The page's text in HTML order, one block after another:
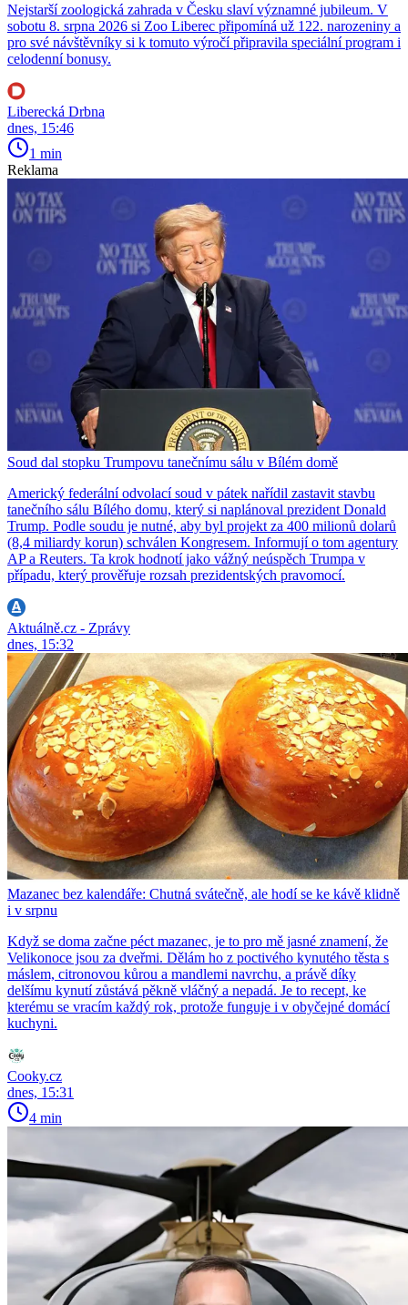
Nejstarší zoologická zahrada v Česku slaví významné jubileum. V
sobotu 8. srpna 2026 si Zoo Liberec připomíná už 122. narozeniny a
pro své návštěvníky si k tomuto výročí připravila speciální program i
celodenní bonusy.
Liberecká Drbna
dnes, 15:46
1 min
Reklama
Soud dal stopku Trumpovu tanečnímu sálu v Bílém domě
Americký federální odvolací soud v pátek nařídil zastavit stavbu
tanečního sálu Bílého domu, který si naplánoval prezident Donald
Trump. Podle soudu je nutné, aby byl projekt za 400 milionů dolarů
(8,4 miliardy korun) schválen Kongresem. Informují o tom agentury
AP a Reuters. Ta krok hodnotí jako vážný neúspěch Trumpa v
případu, který prověřuje rozsah prezidentských pravomocí.
Aktuálně.cz - Zprávy
dnes, 15:32
Mazanec bez kalendáře: Chutná svátečně, ale hodí se ke kávě klidně
i v srpnu
Když se doma začne péct mazanec, je to pro mě jasné znamení, že
Velikonoce jsou za dveřmi. Dělám ho z poctivého kynutého těsta s
máslem, citronovou kůrou a mandlemi navrchu, a právě díky
delšímu kynutí zůstává pěkně vláčný a nepadá. Je to recept, ke
kterému se vracím každý rok, protože funguje i v obyčejné domácí
kuchyni.
Cooky.cz
dnes, 15:31
4 min